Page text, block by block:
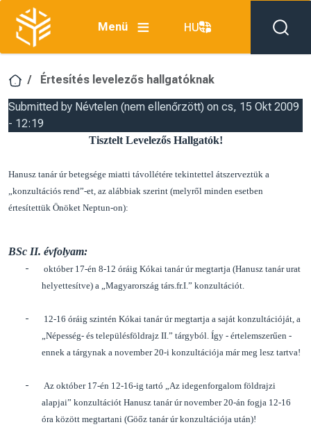
Ugrás a tartalomra
Menü
HU
Értesítés levelezős hallgatóknak
Submitted by Névtelen (nem ellenőrzött) on cs, 15 Okt 2009
- 12:19
Tisztelt Levelezős Hallgatók!
Hanusz tanár úr betegsége miatti távollétére tekintettel átszerveztük a
„konzultációs rend”-et, az alábbiak szerint (melyről minden esetben
értesítettük Önöket Neptun-on):
BSc II. évfolyam:
-
október 17-én 8-12 óráig Kókai tanár úr megtartja (Hanusz tanár urat
helyettesítve) a „Magyarország társ.fr.I.” konzultációt.
-
12-16 óráig szintén Kókai tanár úr megtartja a saját konzultációját, a
„Népesség- és településföldrajz II.” tárgyból. Így - értelemszerűen -
ennek a tárgynak a november 20-i konzultációja már meg lesz tartva!
-
Az október 17-én 12-16-ig tartó „Az idegenforgalom földrajzi
alapjai” konzultációt Hanusz tanár úr november 20-án fogja 12-16
óra között megtartani (Göőz tanár úr konzultációja után)!